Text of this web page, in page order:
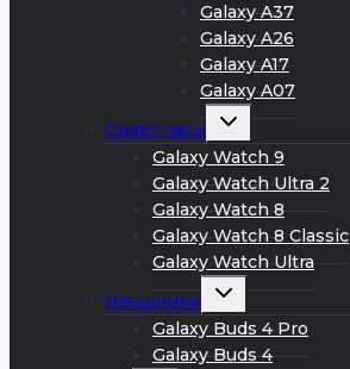
Galaxy A37
Galaxy A26
Galaxy A17
Galaxy A07
Смарт часы
Развернуть
меню
Galaxy Watch 9
Galaxy Watch Ultra 2
Galaxy Watch 8
Galaxy Watch 8 Classic
Galaxy Watch Ultra
Наушники
Развернуть
меню
Galaxy Buds 4 Pro
Galaxy Buds 4